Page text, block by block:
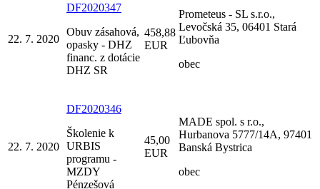
22. 7. 2020
DF2020347
Obuv zásahová,
opasky - DHZ
financ. z dotácie
DHZ SR
458,88
EUR
Prometeus - SL s.r.o.,
Levočská 35, 06401 Stará
Ľubovňa
obec
22. 7. 2020
DF2020346
Školenie k
URBIS
programu -
MZDY
Pénzešová
45,00
EUR
MADE spol. s r.o.,
Hurbanova 5777/14A, 97401
Banská Bystrica
obec